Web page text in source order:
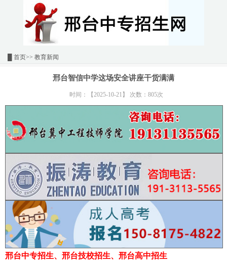
首页>> 教育新闻
邢台智信中学这场安全讲座干货满满
时间：【2025-10-21】 次数：805次
邢台中专招生、邢台技校招生、邢台高中招生